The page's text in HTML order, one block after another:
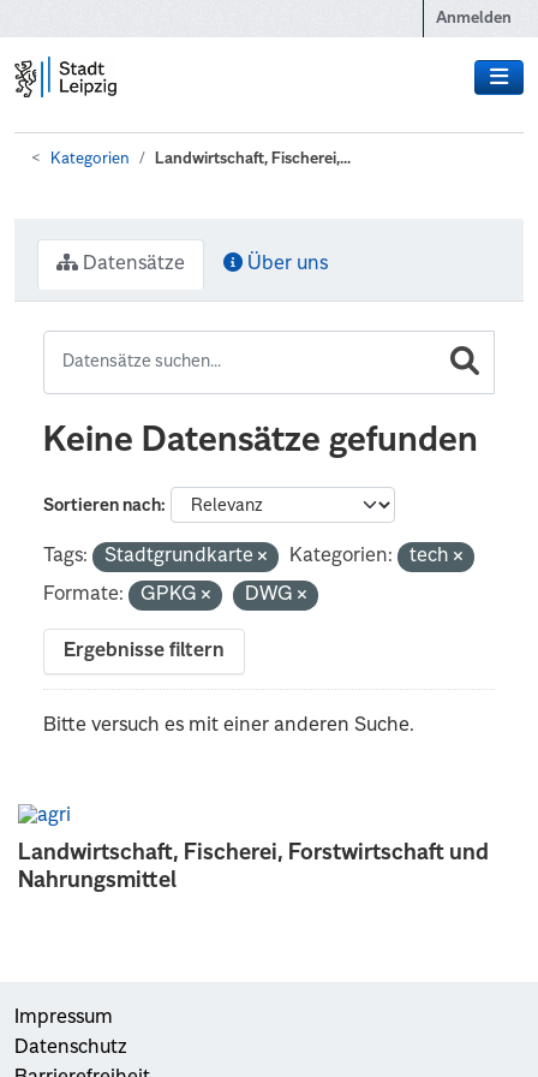
Anmelden
Kategorien Landwirtschaft, Fischerei,...
Landwirtschaft, Fischerei, Forstwirtschaft und
Nahrungsmittel
Datensätze Über uns
Keine Datensätze gefunden
Sortieren nach
Tags: Stadtgrundkarte Kategorien:
tech
Formate:
GPKG DWG
Ergebnisse filtern
Bitte versuch es mit einer anderen Suche.
Impressum
Datenschutz